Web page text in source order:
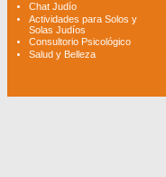
Chat Judío
Actividades para Solos y
Solas Judíos
Consultorio Psicológico
Salud y Belleza